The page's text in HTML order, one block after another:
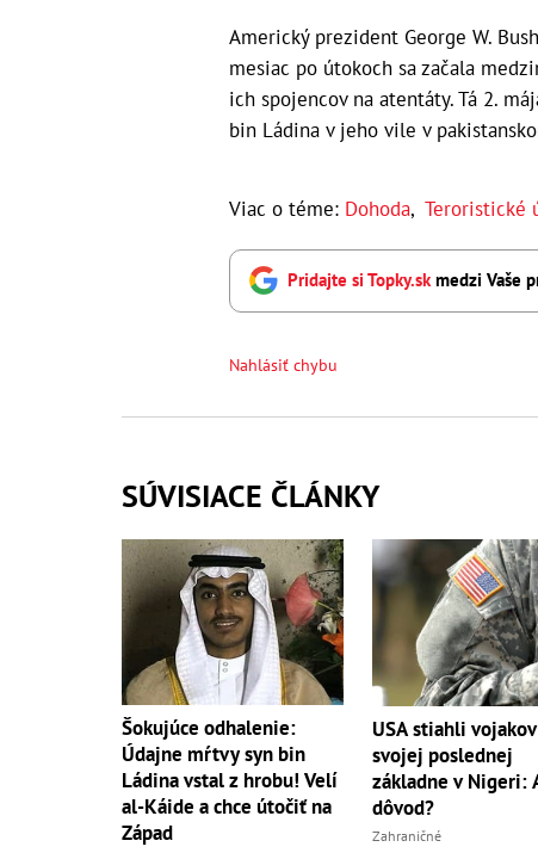
Americký prezident George W.
mesiac po útokoch sa začala
ich spojencov na atentáty. Tá 2.
bin Ládina v jeho vile v
Viac o téme: Dohoda, Teroristické
Pridajte si Topky.skmedzi Vaše
Nahlásiť chybu
SÚVISIACE ČLÁNKY
Šokujúce odhalenie:
Údajne mŕtvy syn bin
Ládina vstal z hrobu! Velí
al-Káide a chce útočiť na
Západ
USA stiahli
svojej poslednej
základne v Nigeri:
dôvod?
Zahraničné